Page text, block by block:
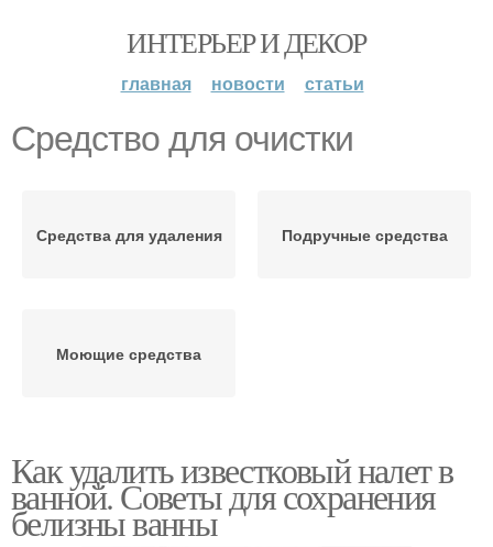
ИНТЕРЬЕР И ДЕКОР
главная новости статьи
Средство для очистки
Средства для удаления Подручные средства
Моющие средства
Как удалить известковый налет в
ванной. Советы для сохранения
белизны ванны